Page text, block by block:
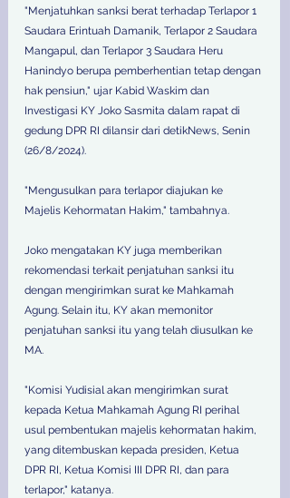
"Menjatuhkan sanksi berat terhadap Terlapor 1
Saudara Erintuah Damanik, Terlapor 2 Saudara
Mangapul, dan Terlapor 3 Saudara Heru
Hanindyo berupa pemberhentian tetap dengan
hak pensiun," ujar Kabid Waskim dan
Investigasi KY Joko Sasmita dalam rapat di
gedung DPR RI dilansir dari detikNews, Senin
(26/8/2024).
"Mengusulkan para terlapor diajukan ke
Majelis Kehormatan Hakim," tambahnya.
Joko mengatakan KY juga memberikan
rekomendasi terkait penjatuhan sanksi itu
dengan mengirimkan surat ke Mahkamah
Agung. Selain itu, KY akan memonitor
penjatuhan sanksi itu yang telah diusulkan ke
MA.
"Komisi Yudisial akan mengirimkan surat
kepada Ketua Mahkamah Agung RI perihal
usul pembentukan majelis kehormatan hakim,
yang ditembuskan kepada presiden, Ketua
DPR RI, Ketua Komisi III DPR RI, dan para
terlapor," katanya.